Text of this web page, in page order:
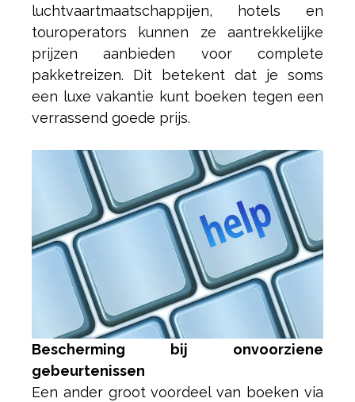
luchtvaartmaatschappijen, hotels en
touroperators kunnen ze aantrekkelijke
prijzen aanbieden voor complete
pakketreizen. Dit betekent dat je soms
een luxe vakantie kunt boeken tegen een
verrassend goede prijs.
Bescherming bij onvoorziene
gebeurtenissen
Een ander groot voordeel van boeken via